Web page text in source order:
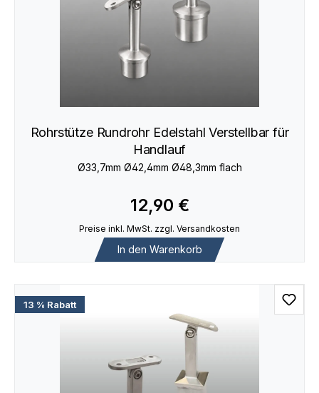
Rohrstütze Rundrohr Edelstahl Verstellbar für
Handlauf
Ø33,7mm Ø42,4mm Ø48,3mm flach
12,90 €
Preise inkl. MwSt. zzgl. Versandkosten
In den Warenkorb
13 % Rabatt